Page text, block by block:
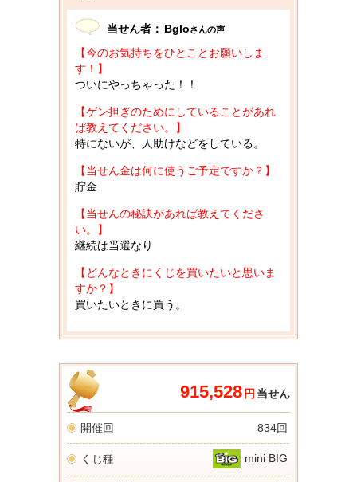
当せん者： Bgloさんの声
【今のお気持ちをひとことお願いしま
す！】
ついにやっちゃった！！
【ゲン担ぎのためにしていることがあれ
ば教えてください。】
特にないが、人助けなどをしている。
【当せん金は何に使うご予定ですか？】
貯金
【当せんの秘訣があれば教えてくださ
い。】
継続は当選なり
【どんなときにくじを買いたいと思いま
すか？】
買いたいときに買う。
915,528 円 当せん
開催回 834回
くじ種 mini BIG